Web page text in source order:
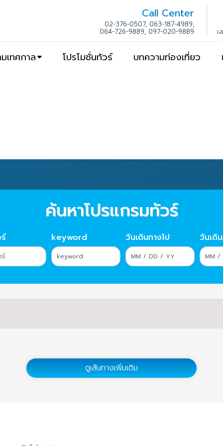
Call Center
02-376-0507, 063-187-4989,
064-726-9889, 097-020-9889 เ
เทศกาล โปรโมชั่นทัวร์ บทความท่องเที่ยว
ค้นหาโปรแกรมทัวร์
keyword วันเดินทางไป วันเดิ
ดูเส้นทางเพิ่มเติม